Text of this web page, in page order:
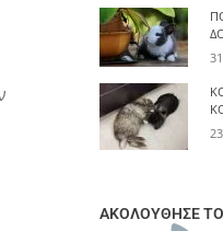
ΑΚΟΛΟΥΘΗΣΕ ΤΟ